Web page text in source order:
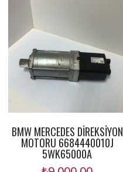
BMW MERCEDES DİREKSİYON
MOTORU 6684440010J
5WK65000A